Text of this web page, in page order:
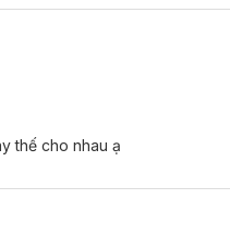
thế cho nhau ạ